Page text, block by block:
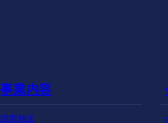
事業内容
国際輸送